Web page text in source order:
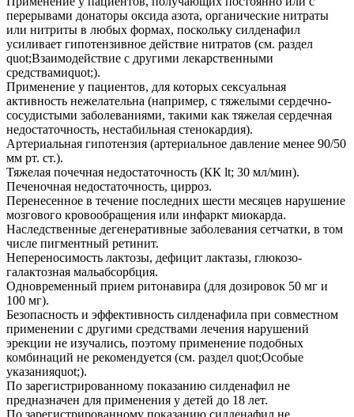
перерывами донаторы оксида азота, органические нитраты
или нитриты в любых формах, поскольку силденафил
усиливает гипотензивное действие нитратов (см. раздел
quot;Взаимодействие с другими лекарственными
средствамиquot;).
Применение у пациентов, для которых сексуальная
активность нежелательна (например, с тяжелыми сердечно-
сосудистыми заболеваниями, такими как тяжелая сердечная
недостаточность, нестабильная стенокардия).
Артериальная гипотензия (артериальное давление менее 90/50
мм рт. ст.).
Тяжелая почечная недостаточность (КК lt; 30 мл/мин).
Печеночная недостаточность, цирроз.
Перенесенное в течение последних шести месяцев нарушение
мозгового кровообращения или инфаркт миокарда.
Наследственные дегенеративные заболевания сетчатки, в том
числе пигментный ретинит.
Непереносимость лактозы, дефицит лактазы, глюкозо-
галактозная мальабсорбция.
Одновременный прием ритонавира (для дозировок 50 мг и
100 мг).
Безопасность и эффективность силденафила при совместном
применении с другими средствами лечения нарушений
эрекции не изучались, поэтому применение подобных
комбинаций не рекомендуется (см. раздел quot;Особые
указанияquot;).
По зарегистрированному показанию силденафил не
предназначен для применения у детей до 18 лет.
По зарегистрированному показанию силденафил не